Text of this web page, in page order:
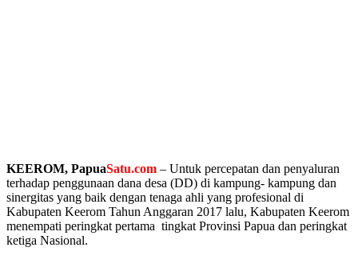
KEEROM, PapuaSatu.com – Untuk percepatan dan penyaluran
terhadap penggunaan dana desa (DD) di kampung- kampung dan
sinergitas yang baik dengan tenaga ahli yang profesional di
Kabupaten Keerom Tahun Anggaran 2017 lalu, Kabupaten Keerom
menempati peringkat pertama tingkat Provinsi Papua dan peringkat
ketiga Nasional.